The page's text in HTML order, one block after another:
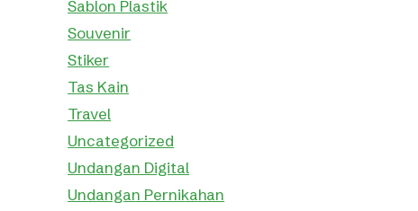
Sablon Plastik
Souvenir
Stiker
Tas Kain
Travel
Uncategorized
Undangan Digital
Undangan Pernikahan